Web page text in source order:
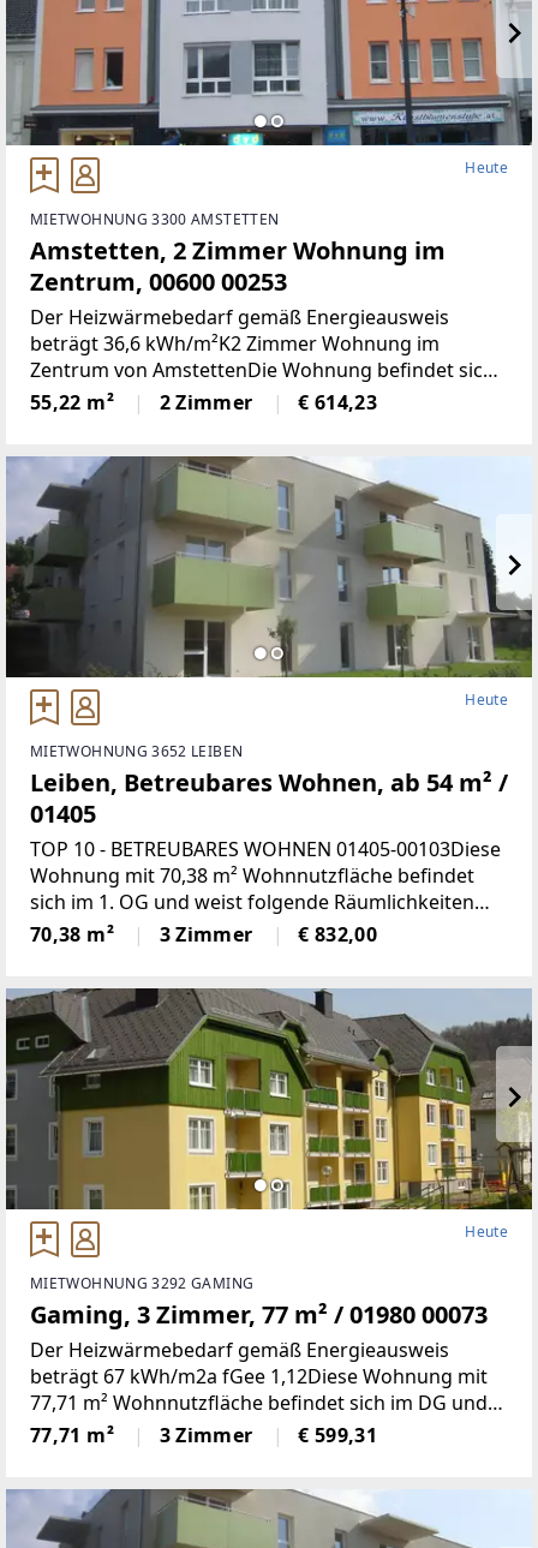
Heute
MIETWOHNUNG 3300 AMSTETTEN
Amstetten, 2 Zimmer Wohnung im
Zentrum, 00600 00253
Der Heizwärmebedarf gemäß Energieausweis
beträgt 36,6 kWh/m²K2 Zimmer Wohnung im
Zentrum von AmstettenDie Wohnung befindet sich
1. OG mit 55,22 m² Wohnnutzfläche und besteht aus
folgenden Räumen:Großzügiger Wohnraum
55,22 m² 2 Zimmer € 614,23
Heute
MIETWOHNUNG 3652 LEIBEN
Leiben, Betreubares Wohnen, ab 54 m² /
01405
TOP 10 - BETREUBARES WOHNEN 01405-00103Diese
Wohnung mit 70,38 m² Wohnnutzfläche befindet
sich im 1. OG und weist folgende Räumlichkeiten
auf:Wohnküche, 2 Schlafzimmer, Bad mit WC,
Vorraum und LoggiaMiete mind.
70,38 m² 3 Zimmer € 832,00
Heute
MIETWOHNUNG 3292 GAMING
Gaming, 3 Zimmer, 77 m² / 01980 00073
Der Heizwärmebedarf gemäß Energieausweis
beträgt 67 kWh/m2a fGee 1,12Diese Wohnung mit
77,71 m² Wohnnutzfläche befindet sich im DG und
weist folgende Räumlichkeiten auf: Küche,
Wohnzimmer, Schlafzimmer, Kinderzimmer, Bad, WC,
77,71 m² 3 Zimmer € 599,31